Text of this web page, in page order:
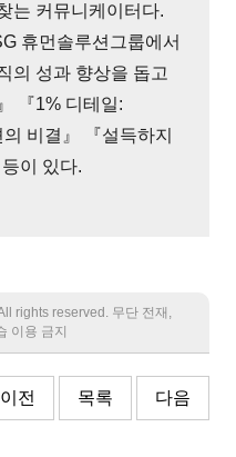
는 커뮤니케이터다.
휴먼솔루션그룹에서
의 성과 향상을 돕고
『1% 디테일:
비결』 『설득하지
이 있다.
rights reserved. 무단 전재,
이용 금지
이전 목록 다음